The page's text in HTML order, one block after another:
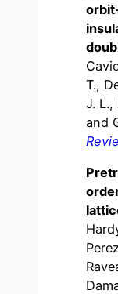
T.,
J. L.,
and